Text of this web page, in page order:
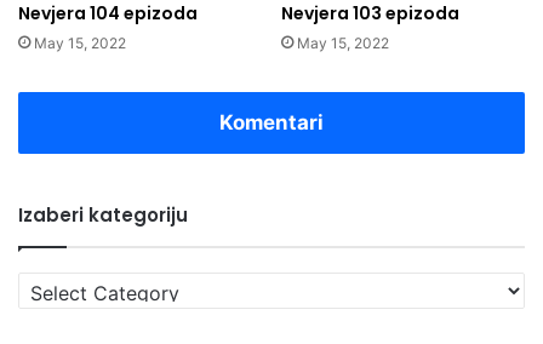
Nevjera 104 epizoda
May 15, 2022
Nevjera 103 epizoda
May 15, 2022
Komentari
Izaberi kategoriju
Izaberi
kategoriju